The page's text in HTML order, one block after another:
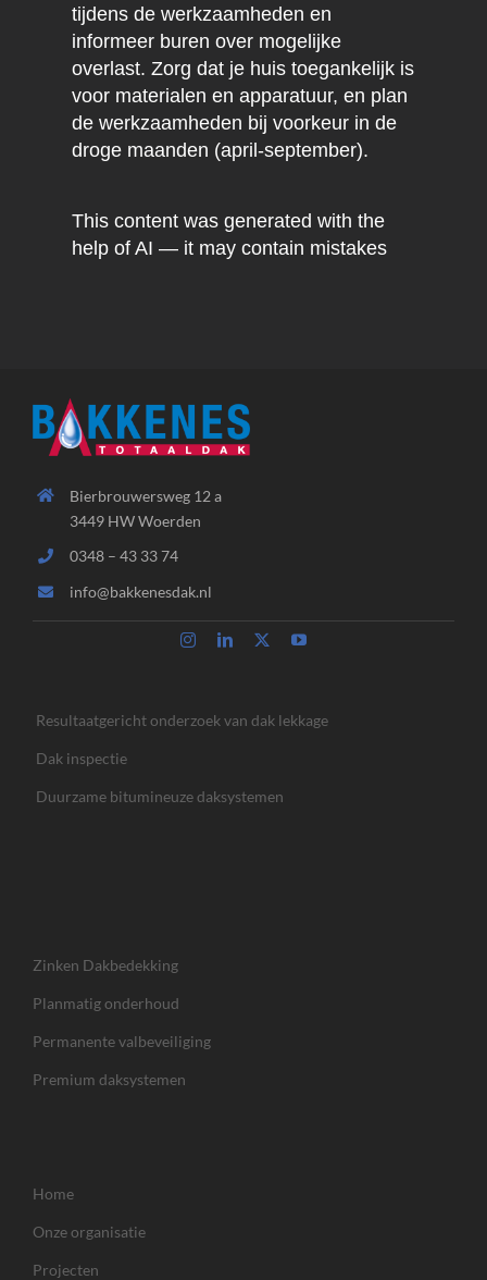
tijdens de werkzaamheden en
informeer buren over mogelijke
overlast. Zorg dat je huis toegankelijk is
voor materialen en apparatuur, en plan
de werkzaamheden bij voorkeur in de
droge maanden (april-september).
This content was generated with the
help of AI — it may contain mistakes
Bierbrouwersweg 12 a
3449 HW Woerden
0348 – 43 33 74
info@bakkenesdak.nl
Resultaatgericht onderzoek van dak lekkage
Dak inspectie
Duurzame bitumineuze daksystemen
Zinken Dakbedekking
Planmatig onderhoud
Permanente valbeveiliging
Premium daksystemen
Home
Onze organisatie
Projecten